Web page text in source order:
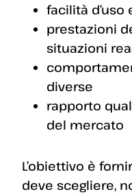
facilità d’uso
prestazioni
situazioni
diverse
rapporto
del mercato
L’obiettivo è
deve scegliere,